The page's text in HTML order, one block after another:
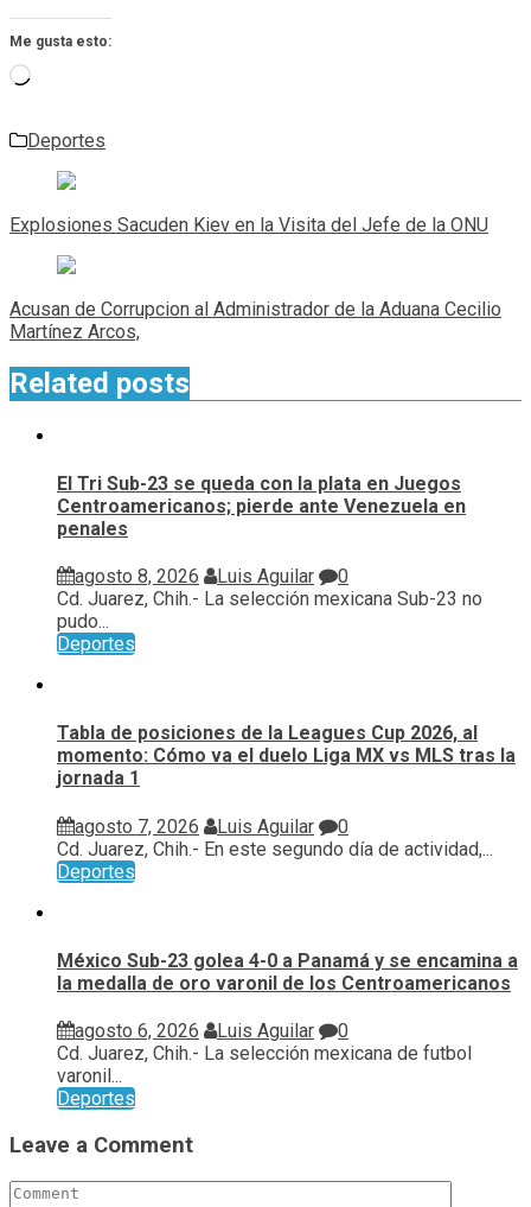
Me gusta esto:
Cargando...
Deportes
Navegación
de
entradas
Explosiones Sacuden Kiev en la Visita del Jefe de la ONU
Acusan de Corrupcion al Administrador de la Aduana Cecilio
Martínez Arcos,
Related posts
El Tri Sub-23 se queda con la plata en Juegos
Centroamericanos; pierde ante Venezuela en
penales
agosto 8, 2026 Luis Aguilar
0
Cd. Juarez, Chih.- La selección mexicana Sub-23 no
pudo...
Deportes
Tabla de posiciones de la Leagues Cup 2026, al
momento: Cómo va el duelo Liga MX vs MLS tras la
jornada 1
agosto 7, 2026 Luis Aguilar
0
Cd. Juarez, Chih.- En este segundo día de actividad,...
Deportes
México Sub-23 golea 4-0 a Panamá y se encamina a
la medalla de oro varonil de los Centroamericanos
agosto 6, 2026 Luis Aguilar
0
Cd. Juarez, Chih.- La selección mexicana de futbol
varonil...
Deportes
Leave a Comment